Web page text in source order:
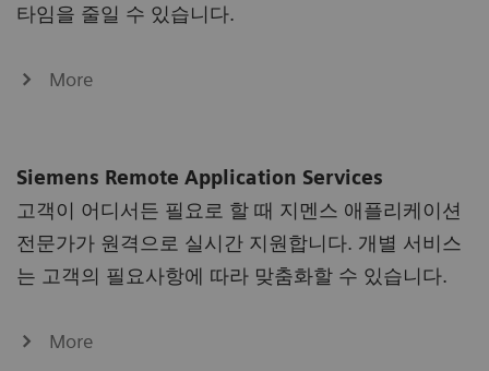
타임을 줄일 수 있습니다.
More
Siemens Remote Application Services
고객이 어디서든 필요로 할 때 지멘스 애플리케이션
전문가가 원격으로 실시간 지원합니다. 개별 서비스
는 고객의 필요사항에 따라 맞춤화할 수 있습니다.
More